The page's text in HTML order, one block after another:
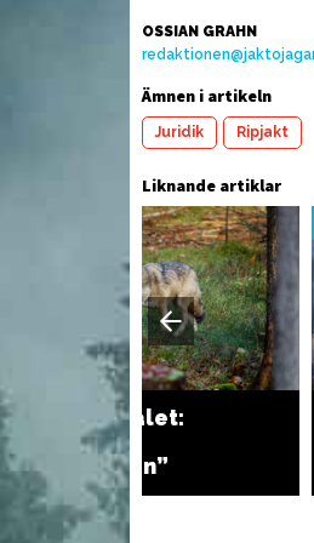
OSSIAN GRAHN
Ämnen i artikeln
Juridik Ripjakt
Liknande artiklar
i vargmålet:
av
Rödbets-